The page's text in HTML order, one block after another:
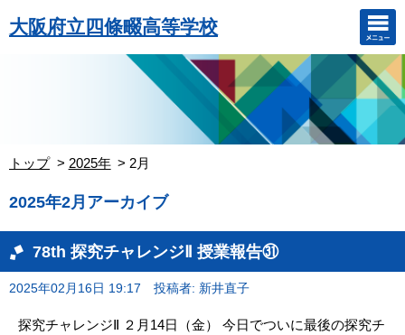
大阪府立四條畷高等学校
トップ 2025年 2月
2025年2月アーカイブ
78th 探究チャレンジⅡ 授業報告㉛
2025年02月16日 19:17 投稿者: 新井直子
探究チャレンジⅡ ２月14日（金） 今日でついに最後の探究チ